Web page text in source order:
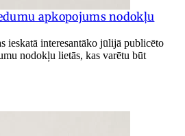
apkopojums nodokļu
ieskatā interesantāko jūlijā publicēto
nodokļu lietās, kas varētu būt